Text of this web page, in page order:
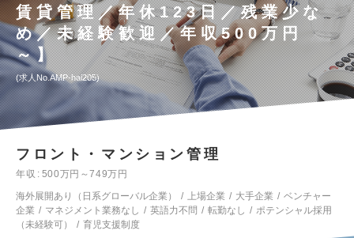
賃貸管理／年休123日／残業少な
め／未経験歓迎／年収500万円
～】
求人No.AMP-hai205
フロント・マンション管理
年収
500万円～749万円
海外展開あり（日系グローバル企業）
上場企業 大手企業
ベンチャー
企業
マネジメント業務なし 英語力不問 転勤なし
ポテンシャル採用
（未経験可）
育児支援制度